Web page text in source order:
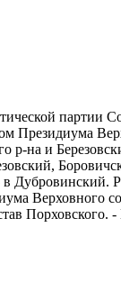
партии
Президиума
р-на и
Дубровинский.
Верховного
Порховского.